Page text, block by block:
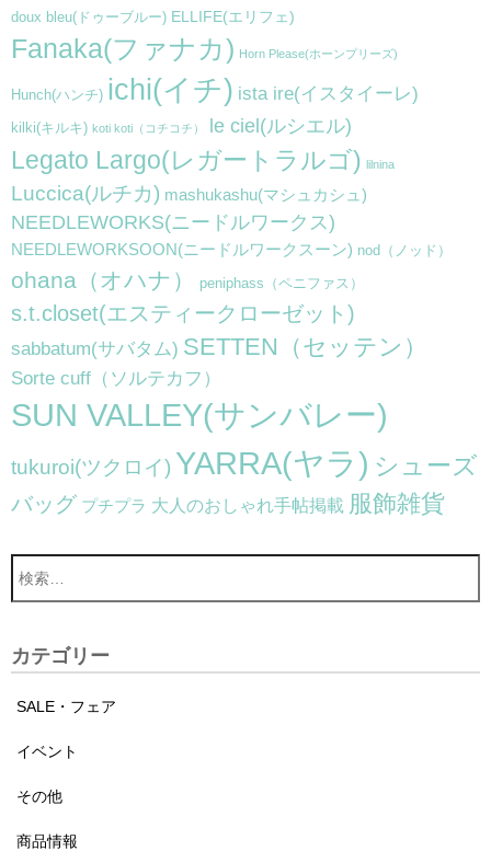
doux bleu(ドゥーブルー) ELLIFE(エリフェ)
Fanaka(ファナカ) Horn Please(ホーンプリーズ)
Hunch(ハンチ) ichi(イチ) ista ire(イスタイーレ)
kilki(キルキ) koti koti（コチコチ） le ciel(ルシエル)
Legato Largo(レガートラルゴ) lilnina
Luccica(ルチカ) mashukashu(マシュカシュ)
NEEDLEWORKS(ニードルワークス)
NEEDLEWORKSOON(ニードルワークスーン) nod（ノッド）
ohana（オハナ） peniphass（ペニファス）
s.t.closet(エスティークローゼット)
sabbatum(サバタム) SETTEN（セッテン）
Sorte cuff（ソルテカフ）
SUN VALLEY(サンバレー)
tukuroi(ツクロイ) YARRA(ヤラ) シューズ
バッグ プチプラ 大人のおしゃれ手帖掲載 服飾雑貨
カテゴリー
SALE・フェア
イベント
その他
商品情報